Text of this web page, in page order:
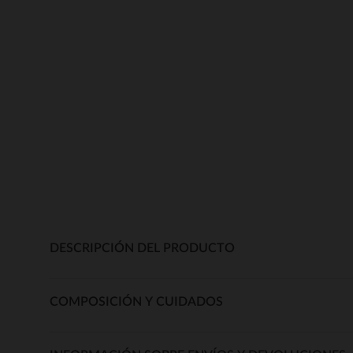
DESCRIPCIÓN DEL PRODUCTO
COMPOSICIÓN Y CUIDADOS